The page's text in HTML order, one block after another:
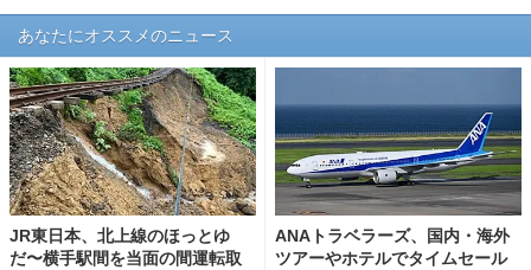
あなたにオススメのニュース
JR東日本、北上線のほっとゆ
だ〜横手駅間を当面の間運転取
ANAトラベラーズ、国内・海外
ツアーやホテルでタイムセール